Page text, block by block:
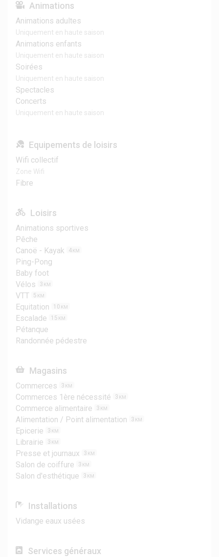
Animations
Animations adultes
Uniquement en haute saison
Animations enfants
Uniquement en haute saison
Soirées
Uniquement en haute saison
Spectacles
Concerts
Uniquement en haute saison
Equipements de loisirs
Wifi collectif
Zone Wifi
Fibre
Loisirs
Animations sportives
Pêche
Canoë - Kayak
4 KM
Ping-Pong
Baby foot
Vélos
3 KM
VTT 5 KM
Equitation 10 KM
Escalade 15 KM
Pétanque
Randonnée pédestre
Magasins
Commerces 3 KM
Commerces 1ère nécessité 3 KM
Commerce alimentaire 3 KM
Alimentation / Point alimentation 3 KM
Epicerie 3 KM
Librairie 3 KM
Presse et journaux 3 KM
Salon de coiffure 3 KM
Salon d'esthétique 3 KM
Installations
Vidange eaux usées
Services généraux